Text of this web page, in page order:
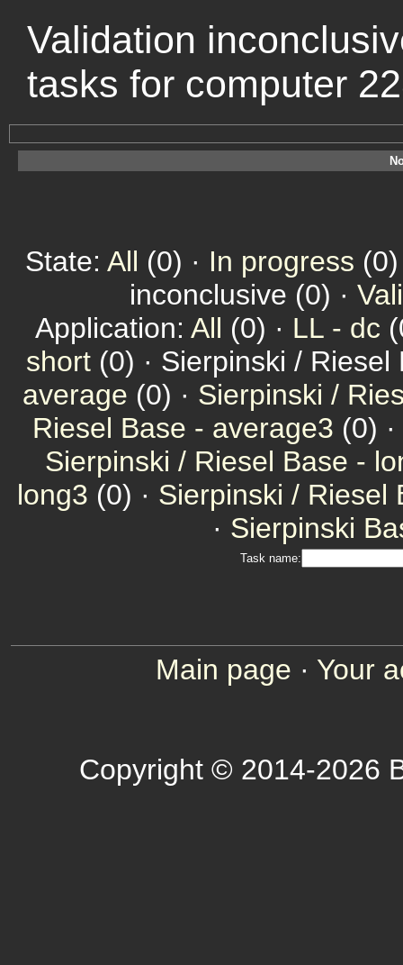
Validation
tasks for computer
State: All (0) · In progress
inconclusive (0) ·
Application: All (0) · LL - dc
short (0) · Sierpinski /
average (0) · Sierpinski /
Riesel Base - average3 (0) ·
Sierpinski / Riesel Base -
long3 (0) · Sierpinski / Riesel
· Sierpinski
Task name:
Main page · Your
Copyright © 2014-2026